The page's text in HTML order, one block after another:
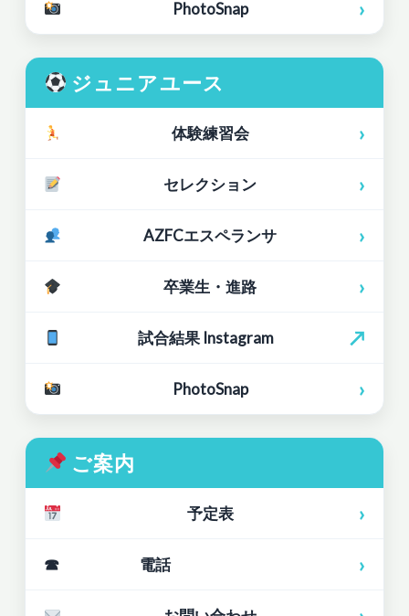
PhotoSnap ›
ジュニアユース
体験練習会 ›
セレクション ›
AZFCエスペランサ ›
卒業生・進路 ›
試合結果 Instagram ↗
PhotoSnap ›
ご案内
予定表 ›
☎ 電話 ›